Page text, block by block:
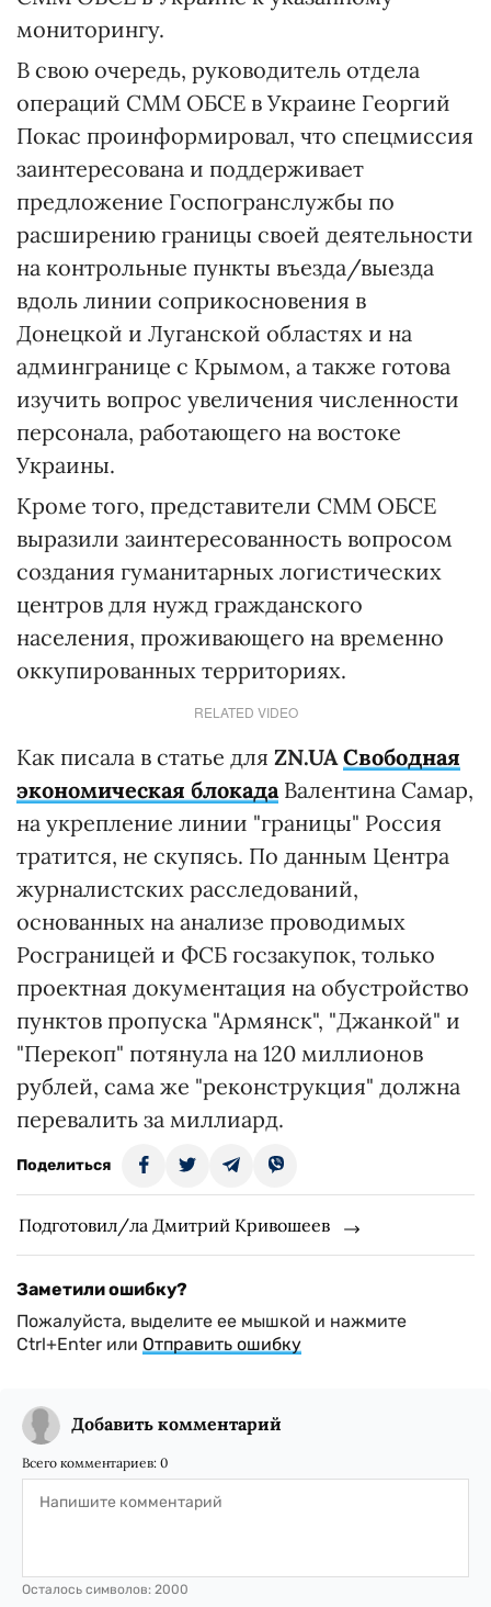
мониторингу.
В свою очередь, руководитель отдела
операций СММ ОБСЕ в Украине Георгий
Покас проинформировал, что спецмиссия
заинтересована и поддерживает
предложение Госпогранслужбы по
расширению границы своей деятельности
на контрольные пункты въезда/выезда
вдоль линии соприкосновения в
Донецкой и Луганской областях и на
админгранице с Крымом, а также готова
изучить вопрос увеличения численности
персонала, работающего на востоке
Украины.
Кроме того, представители СММ ОБСЕ
выразили заинтересованность вопросом
создания гуманитарных логистических
центров для нужд гражданского
населения, проживающего на временно
оккупированных территориях.
RELATED VIDEO
Как писала в статье для ZN.UA Свободная
экономическая блокадаВалентина Самар,
на укрепление линии "границы" Россия
тратится, не скупясь. По данным Центра
журналистских расследований,
основанных на анализе проводимых
Росграницей и ФСБ госзакупок, только
проектная документация на обустройство
пунктов пропуска "Армянск", "Джанкой" и
"Перекоп" потянула на 120 миллионов
рублей, сама же "реконструкция" должна
перевалить за миллиард.
Поделиться
Подготовил/ла Дмитрий Кривошеев
Заметили ошибку?
Пожалуйста, выделите ее мышкой и нажмите
Ctrl+Enter или Отправить ошибку
Добавить комментарий
Всего комментариев: 0
Осталось символов: 2000